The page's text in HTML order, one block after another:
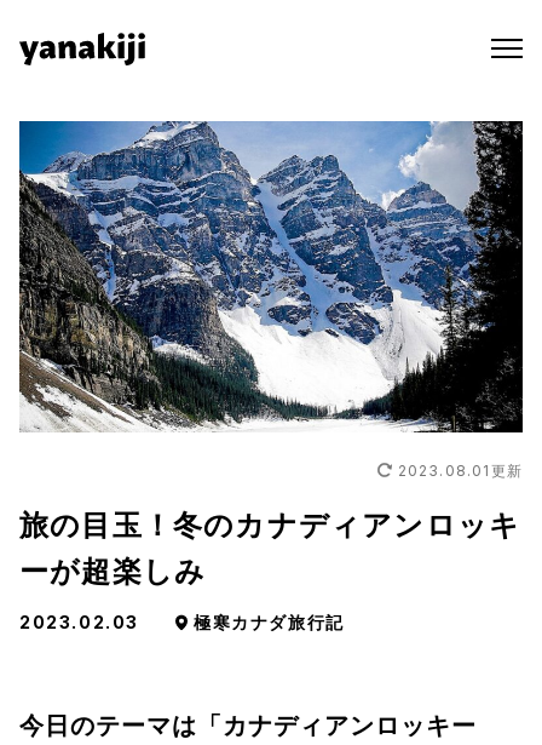
content
2023.08.01 更新
旅の目玉！冬のカナディアンロッキ
ーが超楽しみ
2023.02.03 極寒カナダ旅行記
今日のテーマは「カナディアンロッキー